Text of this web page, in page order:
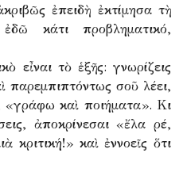
ἐπειδὴ ἐκτίμησα τὴ
κάτι προβληματικό,
εἶναι τὸ ἑξῆς: γνωρίζεις
παρεμπιπτόντως σοῦ λέει,
«γράφω καὶ ποιήματα». Κι
ἀποκρίνεσαι «ἔλα ρέ,
καὶ ἐννοεῖς ὅτι